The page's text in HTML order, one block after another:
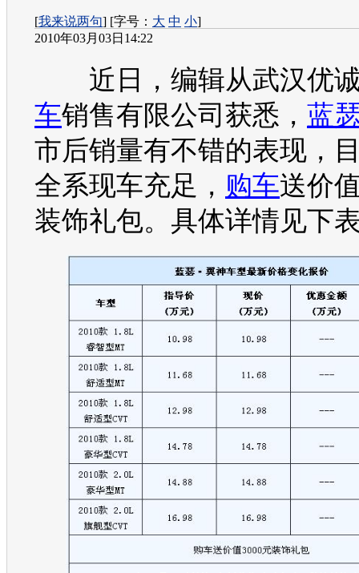
[我来说两句] [字号： 大 中 小]
2010年03月03日14:22
近日，编辑从武汉优
车销售有限公司获悉， 蓝
市后销量有不错的表现，
全系现车充足， 购车送价
装饰礼包。具体详情见下